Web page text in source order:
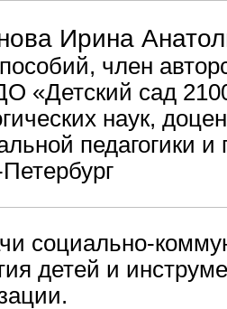
Ирина
член
«Детский сад
наук,
педагогики и
социально-
детей и